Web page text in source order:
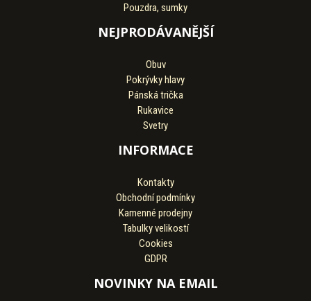
Pouzdra, sumky
NEJPRODÁVANĚJŠÍ
Obuv
Pokrývky hlavy
Pánská trička
Rukavice
Svetry
INFORMACE
Kontakty
Obchodní podmínky
Kamenné prodejny
Tabulky velikostí
Cookies
GDPR
NOVINKY NA EMAIL